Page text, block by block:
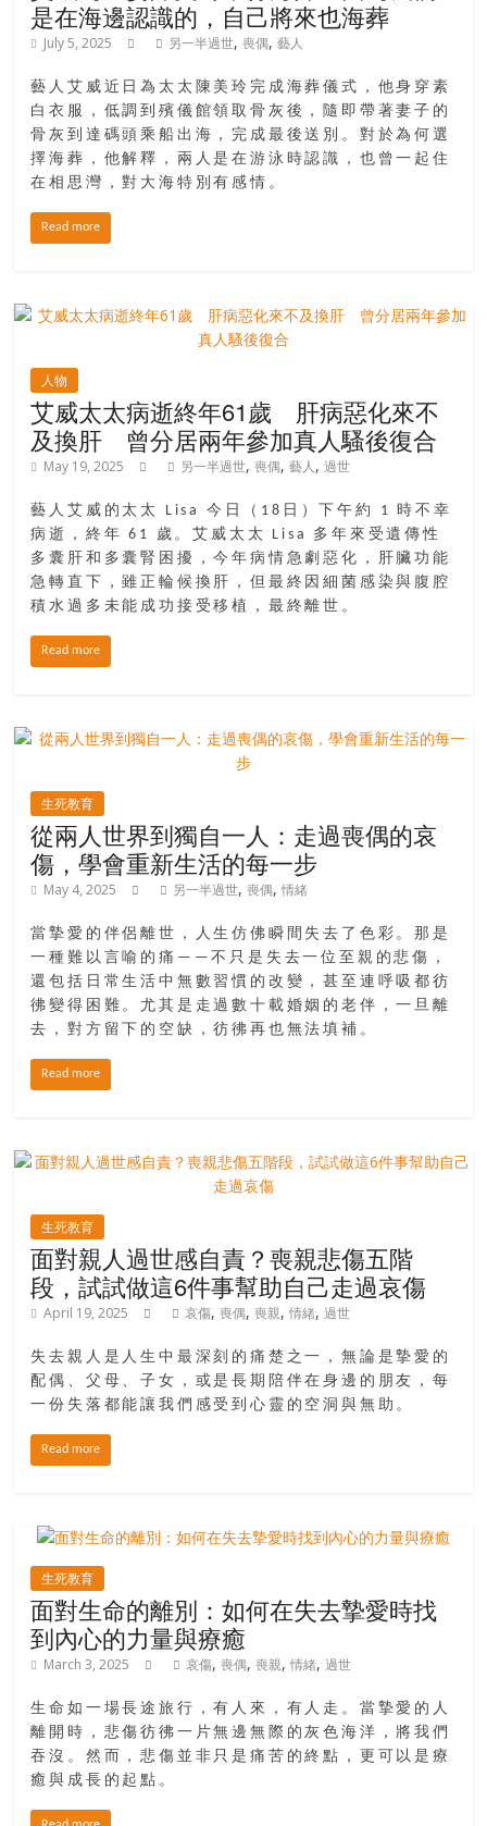
踏
入
50
歲
以
後，
迎
半
銀
島
邀
請
位
金
齡
銀
大
們
結
險，
找
尋
齡
寶
藏。
一
同
抱
著
積
的
態
度，
迎
豐
盛
的
第
是在海邊認識的，自己將來也海葬
July 5, 2025 另一半過世,喪偶,藝人
藝人艾威近日為太太陳美玲完成海葬儀式，他身穿素
白衣服，低調到殯儀館領取骨灰後，隨即帶著妻子的
骨灰到達碼頭乘船出海，完成最後送別。對於為何選
擇海葬，他解釋，兩人是在游泳時認識，也曾一起住
在相思灣，對大海特別有感情。
Read more
人物
艾威太太病逝終年61歲 肝病惡化來不
及換肝 曾分居兩年參加真人騷後復合
May 19, 2025 另一半過世,喪偶,藝人, 過世
藝人艾威的太太 Lisa 今日（18日）下午約 1 時不幸
病逝，終年 61 歲。艾威太太 Lisa 多年來受遺傳性
多囊肝和多囊腎困擾，今年病情急劇惡化，肝臟功能
急轉直下，雖正輪候換肝，但最終因細菌感染與腹腔
積水過多未能成功接受移植，最終離世。
Read more
生死教育
從兩人世界到獨自一人：走過喪偶的哀
傷，學會重新生活的每一步
May 4, 2025 另一半過世,喪偶,情緒
當摯愛的伴侶離世，人生仿佛瞬間失去了色彩。那是
一種難以言喻的痛——不只是失去一位至親的悲傷，
還包括日常生活中無數習慣的改變，甚至連呼吸都彷
彿變得困難。尤其是走過數十載婚姻的老伴，一旦離
去，對方留下的空缺，彷彿再也無法填補。
Read more
生死教育
面對親人過世感自責？喪親悲傷五階
段，試試做這6件事幫助自己走過哀傷
April 19, 2025 哀傷,喪偶,喪親,情緒, 過世
失去親人是人生中最深刻的痛楚之一，無論是摯愛的
配偶、父母、子女，或是長期陪伴在身邊的朋友，每
一份失落都能讓我們感受到心靈的空洞與無助。
Read more
生死教育
面對生命的離別：如何在失去摯愛時找
到內心的力量與療癒
March 3, 2025 哀傷,喪偶,喪親,情緒, 過世
生命如一場長途旅行，有人來，有人走。當摯愛的人
離開時，悲傷彷彿一片無邊無際的灰色海洋，將我們
吞沒。然而，悲傷並非只是痛苦的終點，更可以是療
癒與成長的起點。